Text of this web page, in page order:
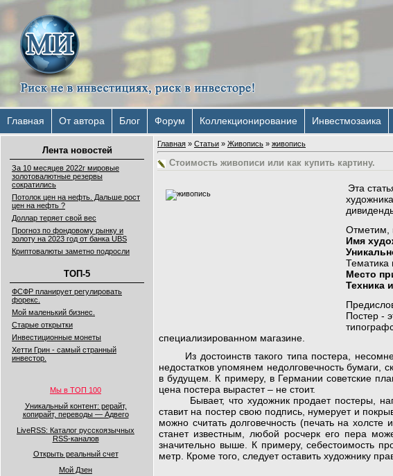
Главная От автора Блог Форум Коллекционирование Инвестмозаика
Лента новостей
За 10 месяцев 2022г мировые
золотовалютные резервы
сократились
Потолок цен на нефть. Дальше рост
цен на нефть ?
Доллар теряет свой вес
Прогноз по фондовому рынку и
золоту на 2023 год от банка UBS
Криптовалюты заметно подросли
ТОП-5
ФСФР планирует регулировать
форекс.
Мой маленький бизнес.
Старые открытки
Инвестиционные монеты
Хетти Грин - самый странный
инвестор.
Мы в ТОП 100
Уникальный контент: рерайт,
копирайт, переводы — Адвего
LiveRSS: Каталог русскоязычных
RSS-каналов
Открыть реальный счет
Мой Дзен
Главная » Статьи » Живопись » живопись
Стоимость живописи или как купить картину.
Эта
Отметим,
Имя
Тематика
Место
Техника
Постер -
специализированном магазине.
Из достоинств такого типа постера,
недостатков упомянем недолговечность бумаги,
в будущем. К примеру, в Германии советские
цена постера вырастет – не стоит.
Бывает, что художник продает постеры,
ставит на постер свою подпись, нумерует и
можно считать долговечность (печать на
станет известным, любой росчерк его пера
значительно выше. К примеру, себестоимость
метр. Кроме того, следует оставить художнику